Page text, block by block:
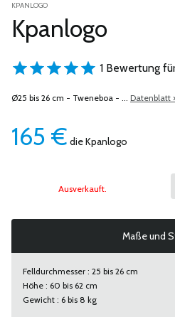
KPANLOGO
Kpanlogo
1 Bewertung
Ø25 bis 26 cm - Tweneboa - ... Datenblatt
165 € die Kpanlogo
Ausverkauft.
Maße und
Felldurchmesser : 25 bis 26 cm
Höhe : 60 bis 62 cm
Gewicht : 6 bis 8 kg